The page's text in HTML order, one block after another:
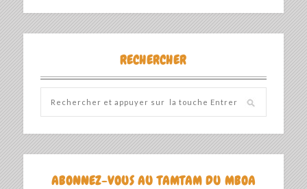
RECHERCHER
ABONNEZ-VOUS AU TAMTAM DU MBOA